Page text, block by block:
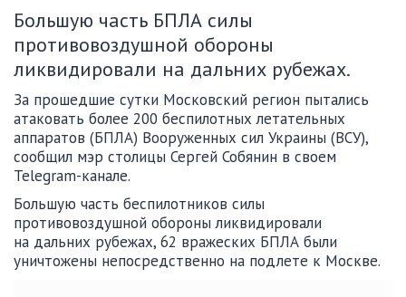
Большую часть БПЛА силы
противовоздушной обороны
ликвидировали на дальних рубежах.
За прошедшие сутки Московский регион пытались
атаковать более 200 беспилотных летательных
аппаратов (БПЛА) Вооруженных сил Украины (ВСУ),
сообщил мэр столицы Сергей Собянин в своем
Telegram-канале.
Большую часть беспилотников силы
противовоздушной обороны ликвидировали
на дальних рубежах, 62 вражеских БПЛА были
уничтожены непосредственно на подлете к Москве.